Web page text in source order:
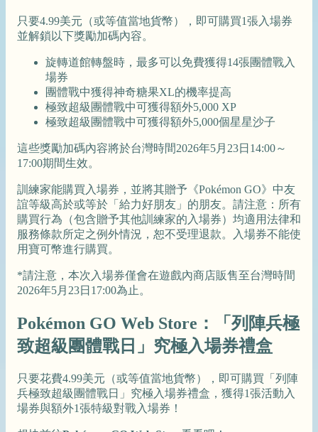
只要4.99美元（或等值當地貨幣），即可購買1張入場券
並解鎖以下獎勵加碼內容。
旋轉道館轉盤時，最多可以免費獲得14張團體戰入
場券
團體戰中獲得神奇糖果XL的機率提高
極致超級團體戰中可獲得額外5,000 XP
極致超級團體戰中可獲得額外5,000個星星沙子
這些獎勵加碼內容將於台灣時間2026年5月23日14:00～
17:00期間生效。
訓練家能購買入場券，並將其贈予《Pokémon GO》中友
誼等級高於或等於「給力好朋友」的朋友。請注意：所有
購買行為（包含贈予其他訓練家的入場券）均適用法律和
服務條款所定之例外情況，恕不受理退款。入場券不能使
用寶可幣進行購買。
*請注意，本次入場券僅會在遊戲內商店販售至台灣時間
2026年5月23日17:00為止。
Pokémon GO Web Store：「列陣兵極
致超級團體戰日」究極入場券禮盒
只要花費4.99美元（或等值當地貨幣），即可購買「列陣
兵極致超級團體戰日」究極入場券禮盒，獲得1張活動入
場券與額外1張特級對戰入場券！